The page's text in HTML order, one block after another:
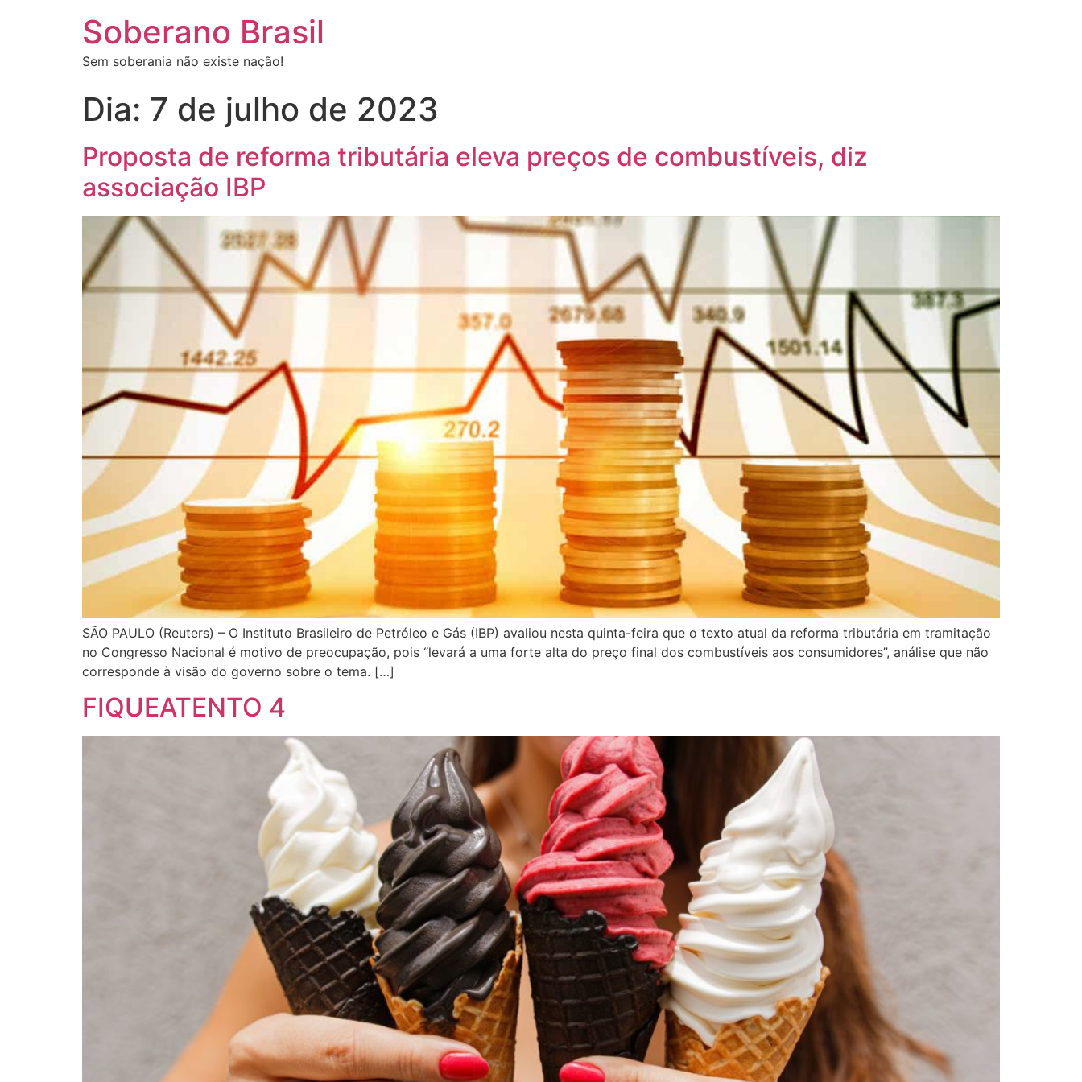
Soberano Brasil
Sem soberania não existe nação!
Dia: 7 de julho de 2023
Proposta de reforma tributária eleva preços de combustíveis, diz
associação IBP
SÃO PAULO (Reuters) – O Instituto Brasileiro de Petróleo e Gás (IBP) avaliou nesta quinta-feira que o texto atual da reforma tributária em tramitação
no Congresso Nacional é motivo de preocupação, pois “levará a uma forte alta do preço final dos combustíveis aos consumidores”, análise que não
corresponde à visão do governo sobre o tema. […]
FIQUEATENTO 4